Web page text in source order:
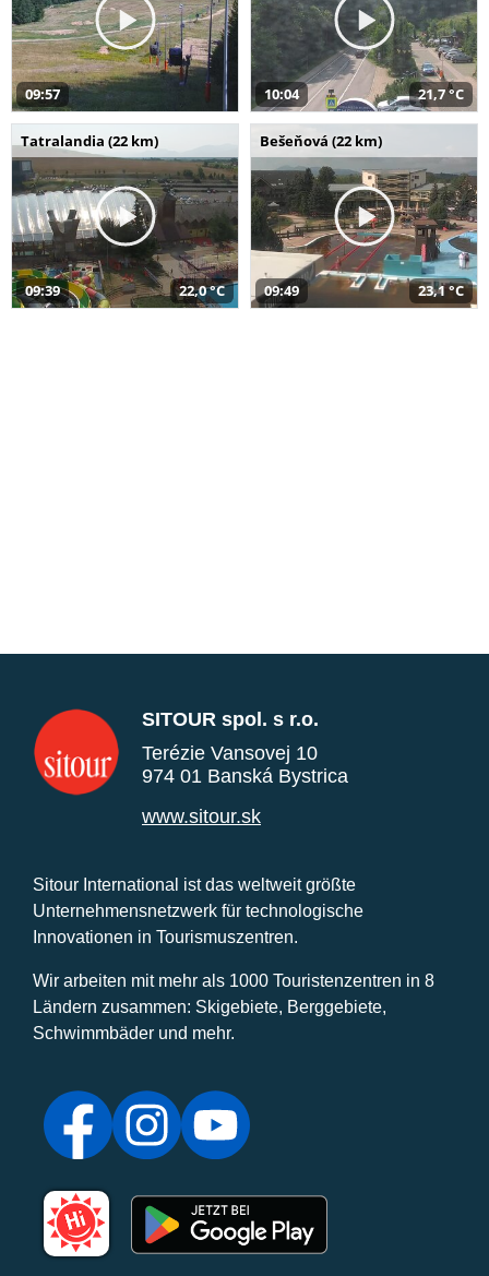
09:57 10:04 21,7 °C
Tatralandia (22 km)
09:39 22,0 °C
Bešeňová (22 km)
09:49 23,1 °C
SITOUR spol. s r.o.
Terézie Vansovej 10
974 01 Banská Bystrica
www.sitour.sk
Sitour International ist das weltweit größte
Unternehmensnetzwerk für technologische
Innovationen in Tourismuszentren.
Wir arbeiten mit mehr als 1000 Touristenzentren in 8
Ländern zusammen: Skigebiete, Berggebiete,
Schwimmbäder und mehr.